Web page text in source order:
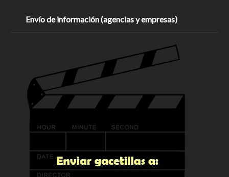
Envío de información (agencias y empresas)